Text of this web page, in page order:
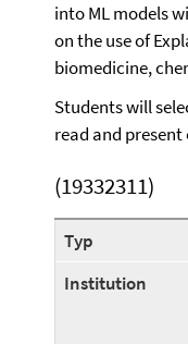
into ML models
on the use of
biomedicine,
Students will
read and present
(19332311)
Typ
Institution